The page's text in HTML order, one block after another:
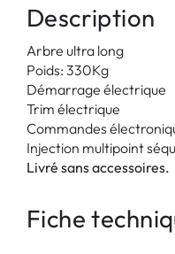
Description
Arbre ultra long
Poids: 330Kg
Démarrage électrique
Trim électrique
Commandes
Injection multipoint
Livré sans accessoires.
Fiche